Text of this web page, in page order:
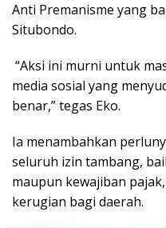
Anti Premanisme yang
Situbondo.
“Aksi ini murni untuk
media sosial yang
benar,” tegas Eko.
Ia menambahkan
seluruh izin tambang,
maupun kewajiban
kerugian bagi daerah.